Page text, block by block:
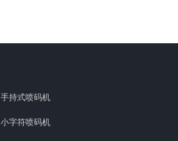
手持式喷码机
小字符喷码机